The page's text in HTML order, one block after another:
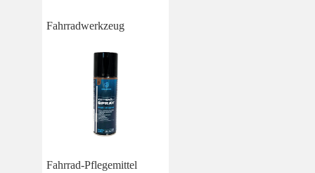
Fahrradwerkzeug
Fahrrad-Pflegemittel